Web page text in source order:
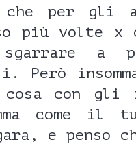
per gli
più volte
a
Però
cosa con gli
come il
e penso